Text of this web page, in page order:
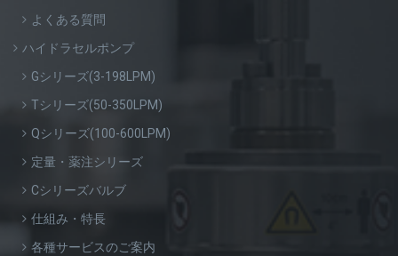
よくある質問
ハイドラセルポンプ
Gシリーズ(3-198LPM)
Tシリーズ(50-350LPM)
Qシリーズ(100-600LPM)
定量・薬注シリーズ
Cシリーズバルブ
仕組み・特長
各種サービスのご案内